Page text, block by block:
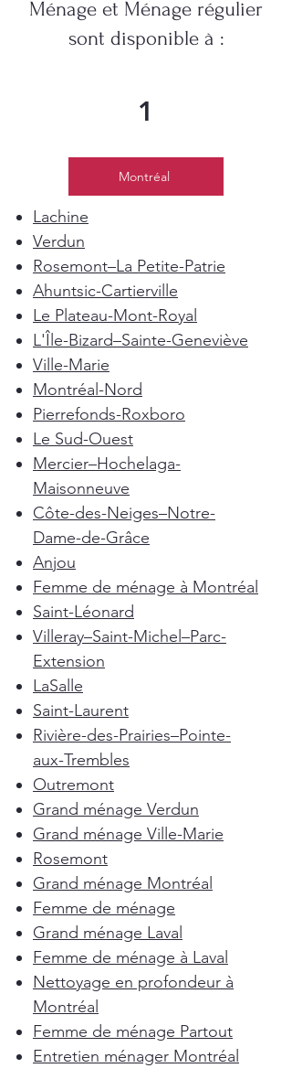
Ménage et Ménage régulier
sont disponible à :
1
Montréal
Lachine
Verdun
Rosemont–La Petite-Patrie
Ahuntsic-Cartierville
Le Plateau-Mont-Royal
L'Île-Bizard–Sainte-Geneviève
Ville-Marie
Montréal-Nord
Pierrefonds-Roxboro
Le Sud-Ouest
Mercier–Hochelaga-
Maisonneuve
Côte-des-Neiges–Notre-
Dame-de-Grâce
Anjou
Femme de ménage à Montréal
Saint-Léonard
Villeray–Saint-Michel–Parc-
Extension
LaSalle
Saint-Laurent
Rivière-des-Prairies–Pointe-
aux-Trembles
Outremont
Grand ménage Verdun
Grand ménage Ville-Marie
Rosemont
Grand ménage Montréal
Femme de ménage
Grand ménage Laval
Femme de ménage à Laval
Nettoyage en profondeur à
Montréal
Femme de ménage Partout
Entretien ménager Montréal